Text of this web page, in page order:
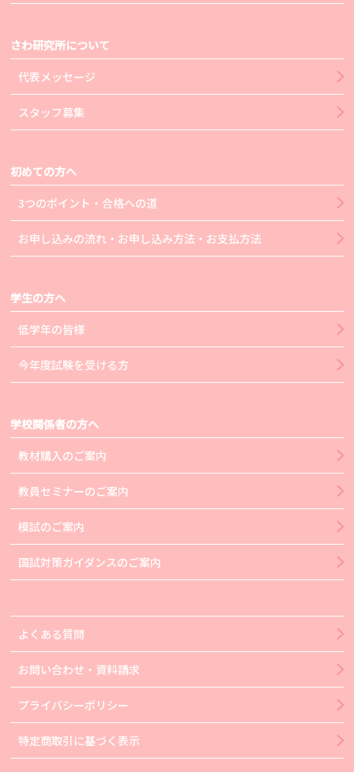
さわ研究所について
代表メッセージ
スタッフ募集
初めての方へ
3つのポイント・合格への道
お申し込みの流れ・お申し込み方法・お支払方法
学生の方へ
低学年の皆様
今年度試験を受ける方
学校関係者の方へ
教材購入のご案内
教員セミナーのご案内
模試のご案内
国試対策ガイダンスのご案内
よくある質問
お問い合わせ・資料請求
プライバシーポリシー
特定商取引に基づく表示